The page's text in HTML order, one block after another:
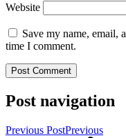
Website
Save my name, email,
time I comment.
Post navigation
Previous PostPrevious